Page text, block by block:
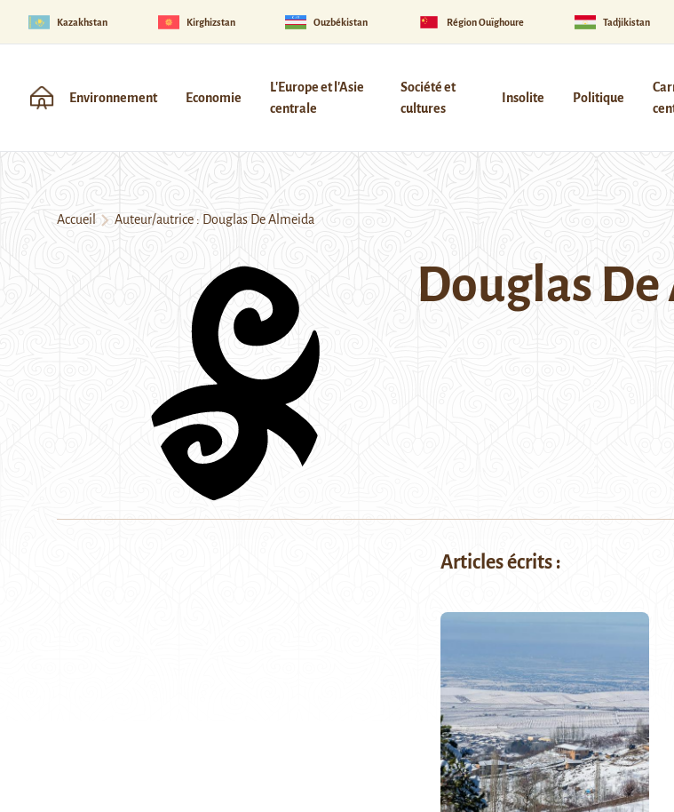
Kazakhstan Kirghizstan Ouzbékistan Région Ouïghoure Tadjikistan
Environnement Economie
L'Europe et l'Asie
centrale
Société et
cultures
Insolite Politique
Accueil Auteur/autrice : Douglas De Almeida
Douglas
Articles écrits :